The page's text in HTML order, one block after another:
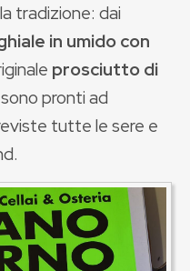
tradizione: dai
in umido con
prosciutto di
pronti ad
tutte le sere e